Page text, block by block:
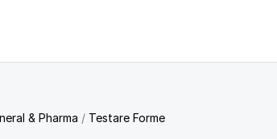
& Pharma / Testare Forme